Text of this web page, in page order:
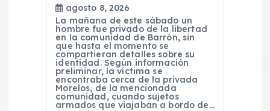
agosto 8, 2026
La mañana de este sábado un
hombre fue privado de la libertad
en la comunidad de Barrón, sin
que hasta el momento se
compartieran detalles sobre su
identidad. Según información
preliminar, la víctima se
encontraba cerca de la privada
Morelos, de la mencionada
comunidad, cuando sujetos
armados que viajaban a bordo de…